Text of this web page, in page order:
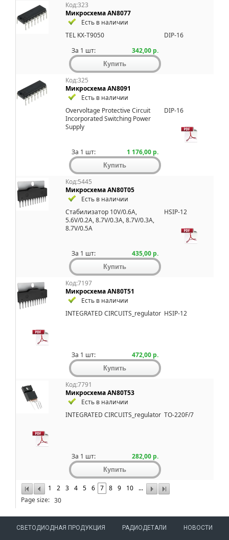
1 2 3 4 5 6 7 8 9 10
...
Page size:
Код:323
Микросхема AN8077
Есть в наличии
TEL KX-T9050
DIP-16
За 1 шт:
342,00 р.
Код:325
Микросхема AN8091
Есть в наличии
Overvoltage Protective Circuit
Incorporated Switching Power
Supply
DIP-16
За 1 шт: 1 176,00 р.
Код:5445
Микросхема AN80T05
Есть в наличии
Стабилизатор 10V/0.6A,
5.6V/0.2A, 8.7V/0.3A, 8.7V/0.3A,
8.7V/0.5A
HSIP-12
За 1 шт: 435,00 р.
Код:7197
Микросхема AN80T51
Есть в наличии
INTEGRATED CIRCUITS_regulator HSIP-12
За 1 шт: 472,00 р.
Код:7791
Микросхема AN80T53
Есть в наличии
INTEGRATED CIRCUITS_regulator TO-220F/7
За 1 шт: 282,00 р.
СВЕТОДИОДНАЯ ПРОДУКЦИЯ РАДИОДЕТАЛИ НОВОСТИ